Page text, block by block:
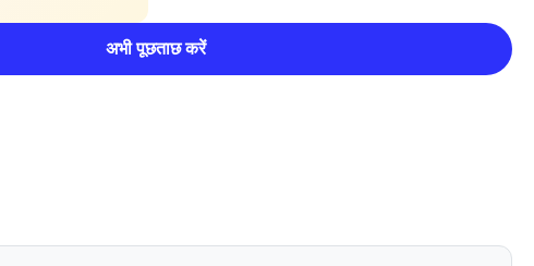
अभी पूछताछ करें